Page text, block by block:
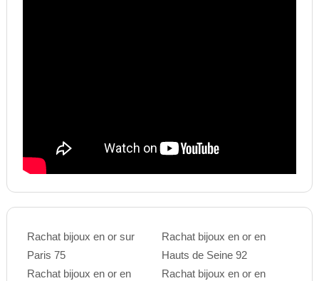
Rachat bijoux en or sur
Paris 75
Rachat bijoux en or en
Rachat bijoux en or en
Hauts de Seine 92
Rachat bijoux en or en